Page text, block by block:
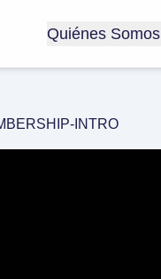
Quiénes Somos
INTRO